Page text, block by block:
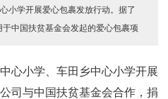
小学开展爱心包裹发放行动。据了
中国扶贫基金会发起的爱心包裹项
心小学、车田乡中心小学开展
司与中国扶贫基金会合作，捐